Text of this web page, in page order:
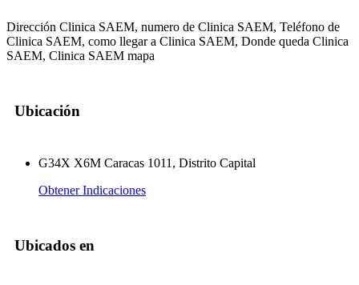
Dirección Clinica SAEM, numero de Clinica SAEM, Teléfono de
Clinica SAEM, como llegar a Clinica SAEM, Donde queda Clinica
SAEM, Clinica SAEM mapa
Ubicación
G34X X6M Caracas 1011, Distrito Capital
Obtener Indicaciones
Ubicados en